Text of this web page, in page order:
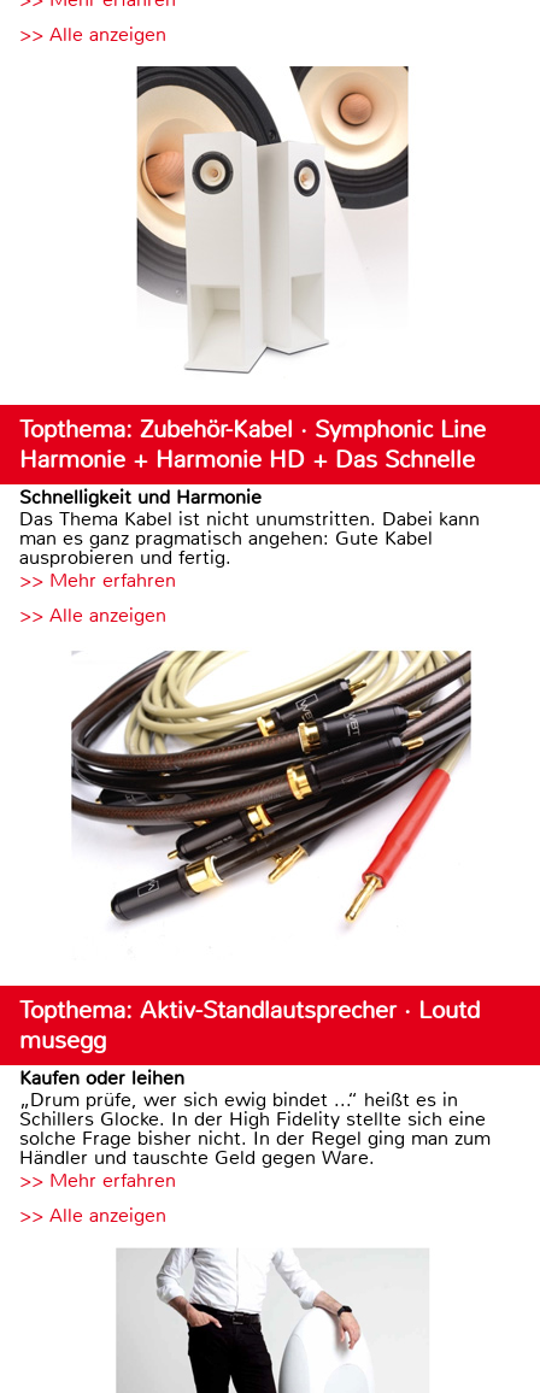
>> Alle anzeigen
Topthema: Zubehör-Kabel · Symphonic Line
Harmonie + Harmonie HD + Das Schnelle
Schnelligkeit und Harmonie
Das Thema Kabel ist nicht unumstritten. Dabei kann
man es ganz pragmatisch angehen: Gute Kabel
ausprobieren und fertig.
>> Mehr erfahren
>> Alle anzeigen
Topthema: Aktiv-Standlautsprecher · Loutd
musegg
Kaufen oder leihen
„Drum prüfe, wer sich ewig bindet ...“ heißt es in
Schillers Glocke. In der High Fidelity stellte sich eine
solche Frage bisher nicht. In der Regel ging man zum
Händler und tauschte Geld gegen Ware.
>> Mehr erfahren
>> Alle anzeigen